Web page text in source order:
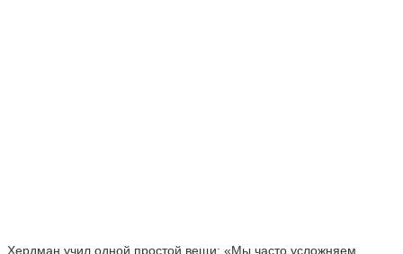
Хердман учил одной простой вещи: «Мы часто усложняем